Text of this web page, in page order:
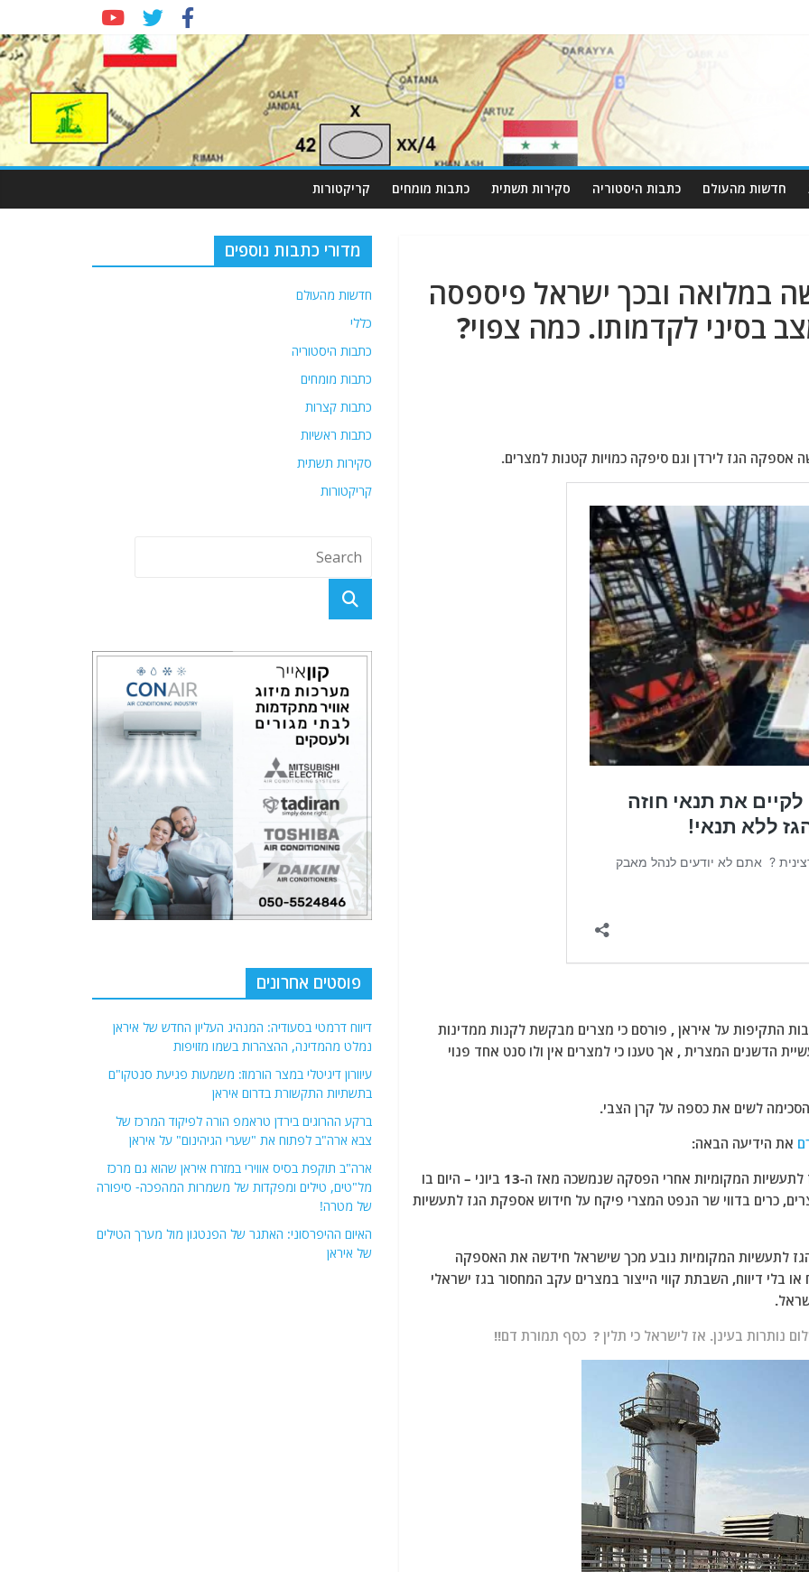
חדשות מהעולם כתבות היסטוריה סקירות תשתית כתבות מומחים קריקטורות
במלואה ובכך ישראל פיספסה
בסיני לקדמותו. כמה צפוי?
אספקה הגז לירדן וגם סיפקה כמויות קטנות למצרים.
התקיפות על איראן , פורסם כי מצרים מבקשת לקנות ממדינות
הדשנים המצרית , אך טענו כי למצרים אין ולו סנט אחד פנוי
לשים את כספה על קרן הצבי.
את הידיעה הבאה:
במצרים הודיעו הרשויות אתמול על חידוש אספקת הגז לתעשיות המקומיות אחרי הפסקה שנמשכה מאז ה-13 ביוני – היום בו
כרים בדווי שר הנפט המצרי פיקח על חידוש אספקת הגז לתעשיות
לתעשיות המקומיות נובע מכך שישראל חידשה את האספקה
בלי דיווח, השבתת קווי הייצור במצרים עקב המחסור בגז ישראלי
נותרות בעינן. אז לישראל כי תלין ? כסף תמורת דם!!
מדורי כתבות נוספים
חדשות מהעולם
כללי
כתבות היסטוריה
כתבות מומחים
כתבות קצרות
כתבות ראשיות
סקירות תשתית
קריקטורות
פוסטים אחרונים
דיווח דרמטי בסעודיה: המנהיג העליון החדש של איראן
נמלט מהמדינה, ההצהרות בשמו מזויפות
עיוורון דיגיטלי במצר הורמוז: משמעות פגיעת סנטקו"ם
בתשתיות התקשורת בדרום איראן
ברקע ההרוגים בירדן טראמפ הורה לפיקוד המרכז של
צבא ארה"ב לפתוח את "שערי הגיהינום" על איראן
ארה"ב תוקפת בסיס אווירי במזרח איראן שהוא גם מרכז
מל"טים, טילים ומפקדות של משמרות המהפכה- סיפורה
של מטרה!
האיום ההיפרסוני: האתגר של הפנטגון מול מערך הטילים
של איראן